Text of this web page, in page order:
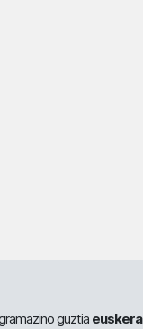
guztia euskera